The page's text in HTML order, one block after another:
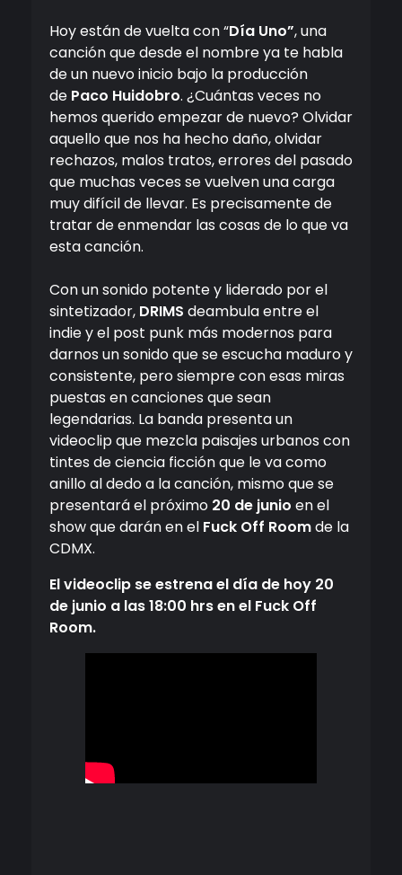
Hoy están de vuelta con “Día Uno”, una
canción que desde el nombre ya te habla
de un nuevo inicio bajo la producción
de Paco Huidobro. ¿Cuántas veces no
hemos querido empezar de nuevo? Olvidar
aquello que nos ha hecho daño, olvidar
rechazos, malos tratos, errores del pasado
que muchas veces se vuelven una carga
muy difícil de llevar. Es precisamente de
tratar de enmendar las cosas de lo que va
esta canción.
Con un sonido potente y liderado por el
sintetizador, DRIMS deambula entre el
indie y el post punk más modernos para
darnos un sonido que se escucha maduro y
consistente, pero siempre con esas miras
puestas en canciones que sean
legendarias. La banda presenta un
videoclip que mezcla paisajes urbanos con
tintes de ciencia ficción que le va como
anillo al dedo a la canción, mismo que se
presentará el próximo 20 de junio en el
show que darán en el Fuck Off Roomde la
CDMX.
El videoclip se estrena el día de hoy 20
de junio a las 18:00 hrs en el Fuck Off
Room.